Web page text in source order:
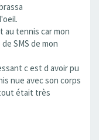
au tennis car mon
SMS de mon
c est d avoir pu
nue avec son corps
était très